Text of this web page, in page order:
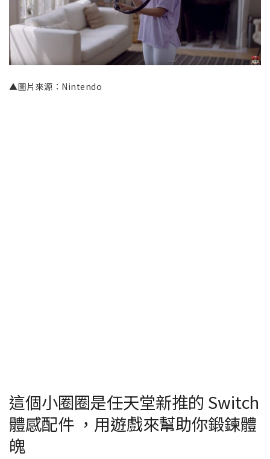
▲圖片來源：Nintendo
這個小圈圈是任天堂新推的 Switch
體感配件 ，用遊戲來幫助你鍛鍊體
魄